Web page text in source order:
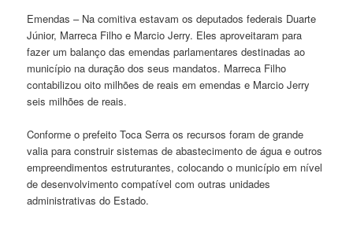
Emendas – Na comitiva estavam os deputados federais Duarte
Júnior, Marreca Filho e Marcio Jerry. Eles aproveitaram para
fazer um balanço das emendas parlamentares destinadas ao
município na duração dos seus mandatos. Marreca Filho
contabilizou oito milhões de reais em emendas e Marcio Jerry
seis milhões de reais.
Conforme o prefeito Toca Serra os recursos foram de grande
valia para construir sistemas de abastecimento de água e outros
empreendimentos estruturantes, colocando o município em nível
de desenvolvimento compatível com outras unidades
administrativas do Estado.